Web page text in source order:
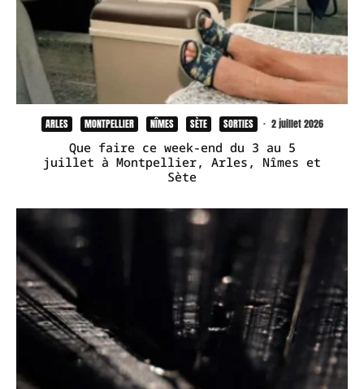
ARLES MONTPELLIER NÎMES SÈTE SORTIES · 2 juillet 2026
Que faire ce week-end du 3 au 5
juillet à Montpellier, Arles, Nîmes et
Sète